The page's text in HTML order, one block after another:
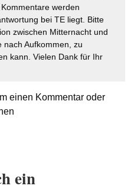
werden
bei TE liegt. Bitte
zwischen Mitternacht und
nach Aufkommen, zu
kann. Vielen Dank für Ihr
einen Kommentar oder
ein